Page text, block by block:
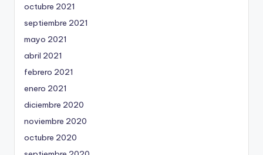
octubre 2021
septiembre 2021
mayo 2021
abril 2021
febrero 2021
enero 2021
diciembre 2020
noviembre 2020
octubre 2020